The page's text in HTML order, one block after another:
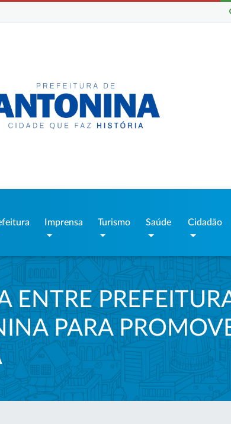
Imprensa Turismo Saúde Cidadão
ENTRE
PARA